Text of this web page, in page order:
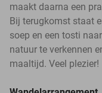
maakt daarna een
Bij terugkomst staat
soep en een tosti
natuur te verkennen
maaltijd. Veel plezier!